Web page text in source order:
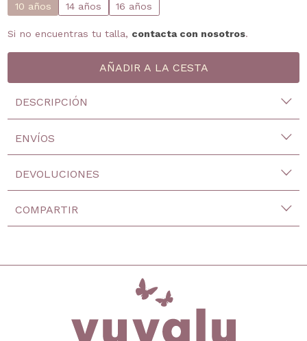
10 años 14 años 16 años
Si no encuentras tu talla, contacta con nosotros.
DESCRIPCIÓN
ENVÍOS
DEVOLUCIONES
COMPARTIR